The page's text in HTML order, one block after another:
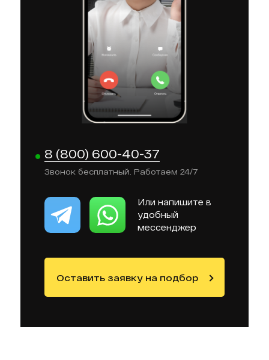
8 (800) 600-40-37
Звонок бесплатный. Работаем 24/7
Или напишите в
удобный
мессенджер
Оставить заявку на подбор